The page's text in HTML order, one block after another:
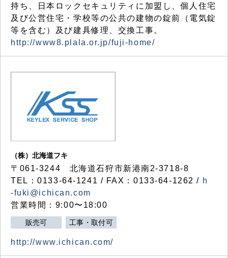
持ち、日本ロックセキュリティに加盟し、個人住宅
及び公営住宅・学校等の公共の建物の錠前（電気錠
等を含む）及び建具修理、交換工事。
http://www8.plala.or.jp/fuji-home/
（株）北海道フキ
〒061-3244 北海道石狩市新港南2-3718-8
TEL：0133-64-1241 / FAX：0133-64-1262 / h
-fuki@ichican.com
営業時間：9:00〜18:00
販売可 工事・取付可
http://www.ichican.com/